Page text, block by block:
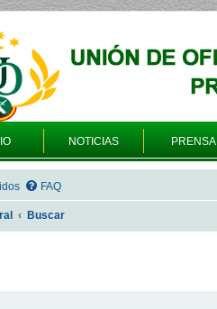
NOTICIAS PRENSA
FAQ
Buscar